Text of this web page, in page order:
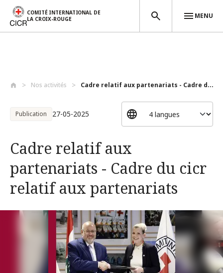
COMITÉ INTERNATIONAL DE
LA CROIX-ROUGE
MENU
Nos activités Cadre relatif aux partenariats - Cadre d...
Publication 27-05-2025
Cadre relatif aux
partenariats - Cadre du cicr
relatif aux partenariats